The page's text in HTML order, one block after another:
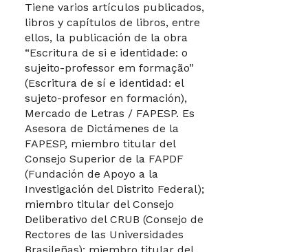
Tiene varios artículos publicados,
libros y capítulos de libros, entre
ellos, la publicación de la obra
“Escritura de si e identidade: o
sujeito-professor em formação”
(Escritura de sí e identidad: el
sujeto-profesor en formación),
Mercado de Letras / FAPESP. Es
Asesora de Dictámenes de la
FAPESP, miembro titular del
Consejo Superior de la FAPDF
(Fundación de Apoyo a la
Investigación del Distrito Federal);
miembro titular del Consejo
Deliberativo del CRUB (Consejo de
Rectores de las Universidades